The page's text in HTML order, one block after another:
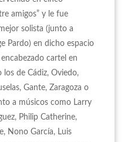
amigos” y le fue
solista (junto a
Pardo) en dicho espacio
cartel en
los de Cádiz, Oviedo,
Gante, Zaragoza o
a músicos como Larry
Philip Catherine,
Nono García, Luis